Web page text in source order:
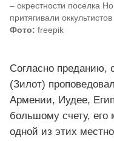
– окрестности поселка
притягивали
Фото: freepik
Согласно преданию,
(Зилот)
Армении, Иудее,
большому счету, его
одной из этих